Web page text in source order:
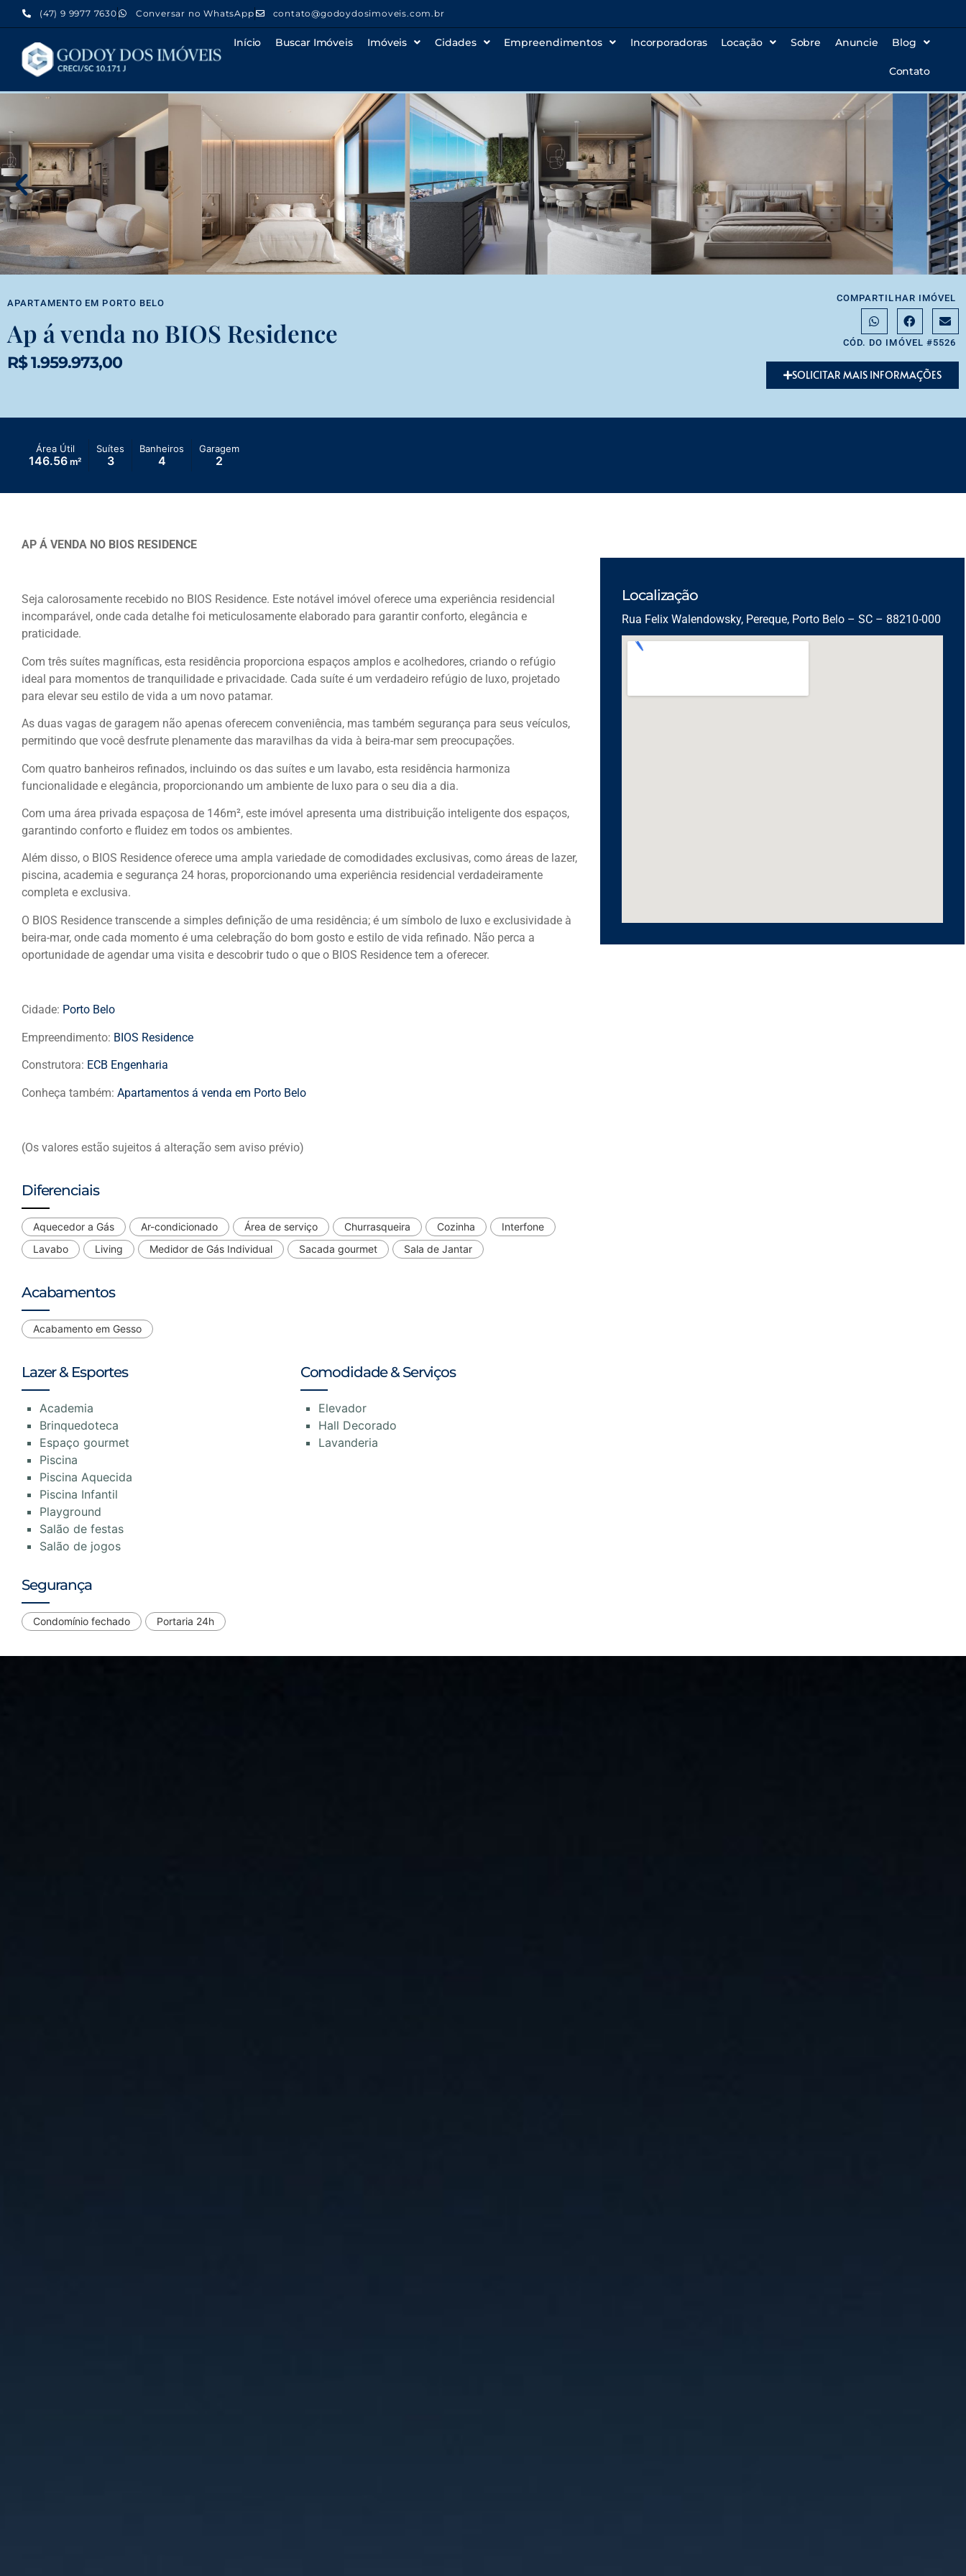
(47) 9 9977 7630 Conversar no WhatsApp contato@godoydosimoveis.com.br
Início Buscar Imóveis Imóveis Cidades Empreendimentos Incorporadoras Locação Sobre Anuncie Blog
Contato
APARTAMENTO EM PORTO BELO
Ap á venda no BIOS Residence
R$ 1.959.973,00
COMPARTILHAR IMÓVEL
CÓD. DO IMÓVEL #5526
SOLICITAR MAIS INFORMAÇÕES
Área Útil
146.56 m²
Suítes
3
Banheiros
4
Garagem
2
AP Á VENDA NO BIOS RESIDENCE
Seja calorosamente recebido no BIOS Residence. Este notável imóvel oferece uma experiência residencial
incomparável, onde cada detalhe foi meticulosamente elaborado para garantir conforto, elegância e
praticidade.
Com três suítes magníficas, esta residência proporciona espaços amplos e acolhedores, criando o refúgio
ideal para momentos de tranquilidade e privacidade. Cada suíte é um verdadeiro refúgio de luxo, projetado
para elevar seu estilo de vida a um novo patamar.
As duas vagas de garagem não apenas oferecem conveniência, mas também segurança para seus veículos,
permitindo que você desfrute plenamente das maravilhas da vida à beira-mar sem preocupações.
Com quatro banheiros refinados, incluindo os das suítes e um lavabo, esta residência harmoniza
funcionalidade e elegância, proporcionando um ambiente de luxo para o seu dia a dia.
Com uma área privada espaçosa de 146m², este imóvel apresenta uma distribuição inteligente dos espaços,
garantindo conforto e fluidez em todos os ambientes.
Além disso, o BIOS Residence oferece uma ampla variedade de comodidades exclusivas, como áreas de lazer,
piscina, academia e segurança 24 horas, proporcionando uma experiência residencial verdadeiramente
completa e exclusiva.
O BIOS Residence transcende a simples definição de uma residência; é um símbolo de luxo e exclusividade à
beira-mar, onde cada momento é uma celebração do bom gosto e estilo de vida refinado. Não perca a
oportunidade de agendar uma visita e descobrir tudo o que o BIOS Residence tem a oferecer.
Cidade: Porto Belo
Empreendimento: BIOS Residence
Construtora: ECB Engenharia
Conheça também: Apartamentos á venda em Porto Belo
(Os valores estão sujeitos á alteração sem aviso prévio)
Diferenciais
Aquecedor a Gás Ar-condicionado Área de serviço Churrasqueira Cozinha
Interfone
Lavabo
Living Medidor de Gás Individual Sacada gourmet Sala de Jantar
Acabamentos
Acabamento em Gesso
Lazer & Esportes
Academia
Brinquedoteca
Espaço gourmet
Piscina
Piscina Aquecida
Piscina Infantil
Playground
Salão de festas
Salão de jogos
Comodidade & Serviços
Elevador
Hall Decorado
Lavanderia
Segurança
Condomínio fechado Portaria 24h
Localização
Rua Felix Walendowsky, Pereque, Porto Belo – SC – 88210-000